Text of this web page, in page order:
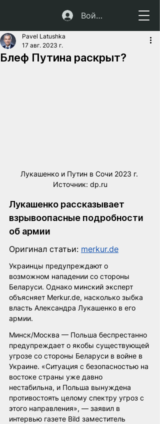
Войти
Блеф Путина раскрыт?
Pavel Latushka
17 авг. 2023 г.
Лукашенко и Путин в Сочи 2023 г.
Источник: dp.ru
Лукашенко рассказывает
взрывоопасные подробности
об армии
Оригинал статьи: merkur.de
Украинцы предупреждают о
возможном нападении со стороны
Беларуси. Однако минский эксперт
объясняет Merkur.de, насколько зыбка
власть Александра Лукашенко в его
армии.
Минск/Москва — Польша беспрестанно
предупреждает о якобы существующей
угрозе со стороны Беларуси в войне в
Украине. «Ситуация с безопасностью на
востоке страны уже давно
нестабильна, и Польша вынуждена
противостоять целому спектру угроз с
этого направления», — заявил в
интервью газете Bild заместитель